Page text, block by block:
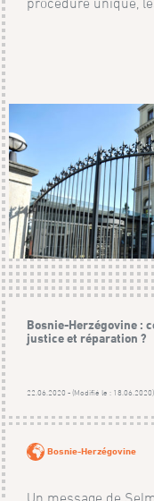
Bosnie-Herzégovine :
justice et réparation ?
22.06.2020 - (Modifié le : 18.06.2020)
Bosnie-Herzégovine
Un message de